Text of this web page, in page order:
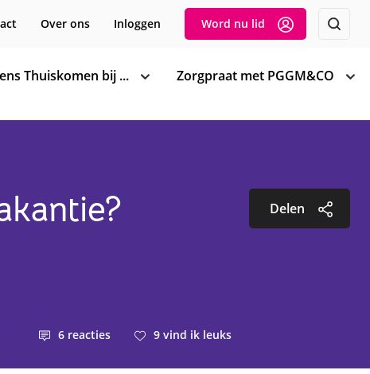
Over ons Inloggen Word nu lid
Thuiskomen bij ...
toon
Zorgpraat met PGGM&CO
Delen
6reacties 9vind ik leuks